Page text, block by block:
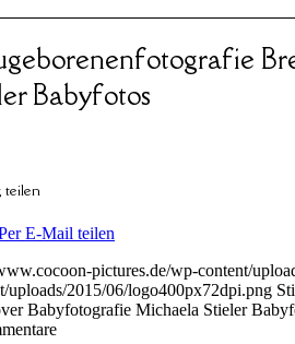
Babyfotos
teilen
E-Mail teilen
pictures.de/wp-content/
uploads/2015/06/logo400px72dpi.png
Babyfotografie Michaela Stieler